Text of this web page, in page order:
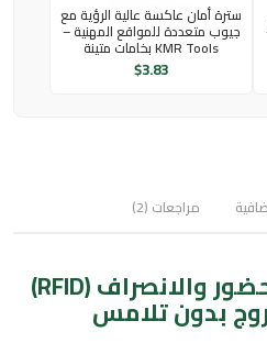
سترة أمان عاكسة عالية الرؤية مع
جيوب متعددة للمواقع المهنية –
KMR Tools بخامات متينة
$3.83
مراجعات (2)
كرت تعريف ذكي للحضور والانصراف (RFID)
بدون تلامس